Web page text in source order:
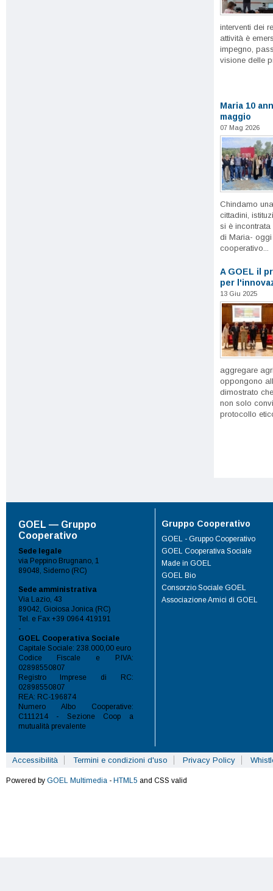
interventi dei
attività è
impegno,
visione delle
Maria 10
maggio
07 Mag 2026
Chindamo
cittadini,
si è
di Maria- oggi
cooperativo...
A GOEL il
per
13 Giu 2025
aggregare
oppongono
dimostrato
non solo
protocollo
GOEL — Gruppo
Cooperativo
Sede legale
via Peppino Brugnano, 1
89048, Siderno (RC)
Sede amministrativa
Via Lazio, 43
89042, Gioiosa Jonica (RC)
Tel. e Fax +39 0964 419191
-
GOEL Cooperativa Sociale
Capitale Sociale: 238.000,00 euro
Codice Fiscale e P.IVA:
02898550807
Registro Imprese di RC:
02898550807
REA: RC-196874
Numero Albo Cooperative:
C111214 - Sezione Coop a
mutualità prevalente
Gruppo Cooperativo
GOEL - Gruppo Cooperativo
GOEL Cooperativa Sociale
Made in GOEL
GOEL Bio
Consorzio Sociale GOEL
Associazione Amici di GOEL
Accessibilità Termini e condizioni d'uso Privacy Policy
Powered by GOEL Multimedia - HTML5 and CSS valid